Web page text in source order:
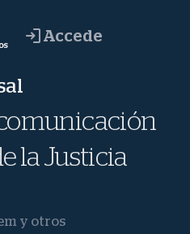
Accede
la Justicia
y otros